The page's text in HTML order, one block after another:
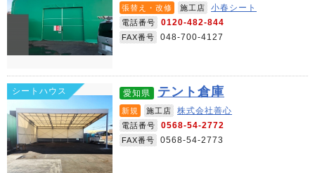
張替え・改修 施工店 小春シート
電話番号 0120-482-844
FAX番号 048-700-4127
シートハウス 愛知県 テント倉庫
新規 施工店 株式会社善心
電話番号 0568-54-2772
FAX番号 0568-54-2773